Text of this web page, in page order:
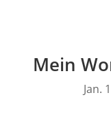
Mein
Jan.